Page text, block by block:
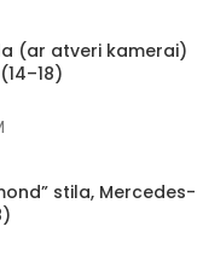
(ar atveri kamerai)
stila, Mercedes-